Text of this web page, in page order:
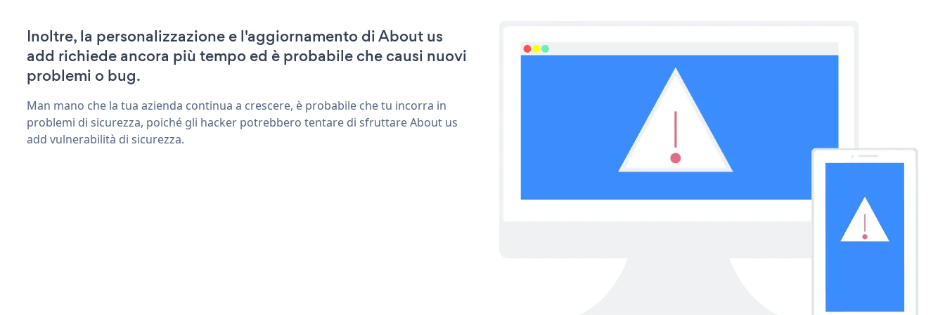
Inoltre, la personalizzazione e l'aggiornamento di About us
add richiede ancora più tempo ed è probabile che causi nuovi
problemi o bug.
Man mano che la tua azienda continua a crescere, è probabile che tu incorra in
problemi di sicurezza, poiché gli hacker potrebbero tentare di sfruttare About us
add vulnerabilità di sicurezza.